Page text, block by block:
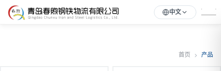
中文
首页 产品